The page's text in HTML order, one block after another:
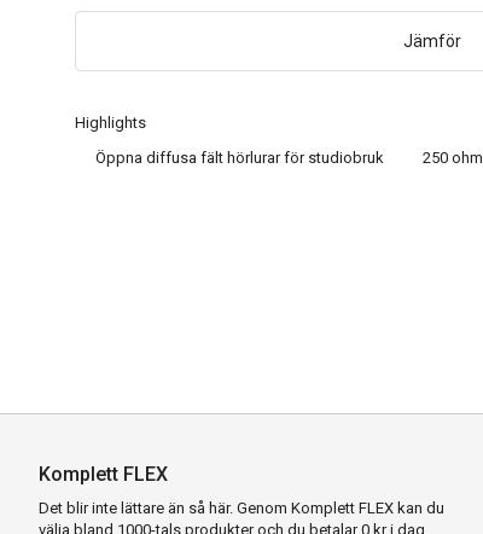
Highlights
Öppna diffusa fält hörlurar för studiobruk
250 ohm
Jämför
Komplett FLEX
Det blir inte lättare än så här. Genom Komplett FLEX kan du
välja bland 1000-tals produkter och du betalar 0 kr i dag.